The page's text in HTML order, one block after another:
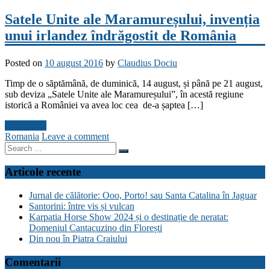
Satele Unite ale Maramureșului, invenția
unui irlandez îndrăgostit de România
Posted on 10 august 2016 by Claudius Dociu
Timp de o săptămână, de duminică, 14 august, și până pe 21 august,
sub deviza „Satele Unite ale Maramureșului”, în acestă regiune
istorică a României va avea loc cea de-a șaptea […]
Romania Leave a comment
Search
for:
Articole recente
Jurnal de călătorie: Ooo, Porto! sau Santa Catalina în Jaguar
Santorini: între vis și vulcan
Karpatia Horse Show 2024 și o destinație de neratat:
Domeniul Cantacuzino din Florești
Din nou în Piatra Craiului
Comentarii